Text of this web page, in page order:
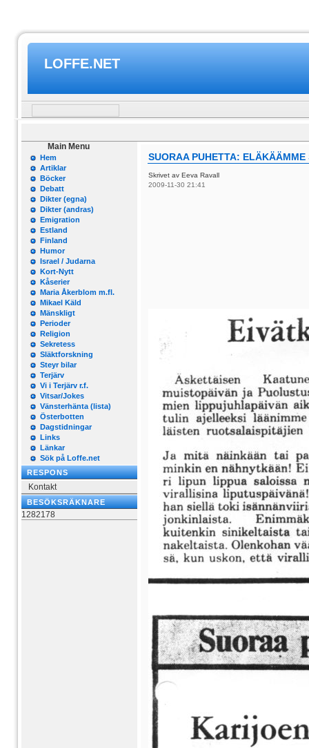
LOFFE.NET
Main Menu
Hem
Artiklar
Böcker
Debatt
Dikter (egna)
Dikter (andras)
Emigration
Estland
Finland
Humor
Israel / Judarna
Kort-Nytt
Kåserier
Maria Åkerblom m.fl.
Mikael Käld
Mänskligt
Perioder
Religion
Sekretess
Släktforskning
Steyr bilar
Terjärv
Vi i Terjärv r.f.
Vitsar/Jokes
Vänsterhänta (lista)
Österbotten
Dagstidningar
Links
Länkar
Sök på Loffe.net
RESPONS
Kontakt
BESÖKSRÄKNARE
1282178
SUORAA PUHETTA: ELÄKÄÄMME
Skrivet av Eeva Ravall
2009-11-30 21:41